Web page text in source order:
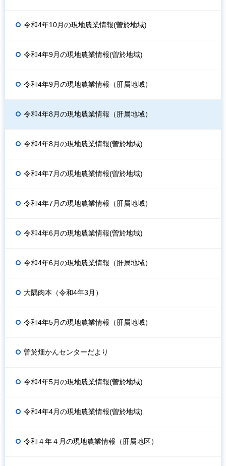
令和4年10月の現地農業情報(曽於地域)
令和4年9月の現地農業情報(曽於地域)
令和4年9月の現地農業情報（肝属地域）
令和4年8月の現地農業情報（肝属地域）
令和4年8月の現地農業情報(曽於地域)
令和4年7月の現地農業情報(曽於地域)
令和4年7月の現地農業情報（肝属地域）
令和4年6月の現地農業情報(曽於地域)
令和4年6月の現地農業情報（肝属地域）
大隅肉本（令和4年3月）
令和4年5月の現地農業情報（肝属地域）
曽於畑かんセンターだより
令和4年5月の現地農業情報(曽於地域)
令和4年4月の現地農業情報(曽於地域)
令和４年４月の現地農業情報（肝属地区）